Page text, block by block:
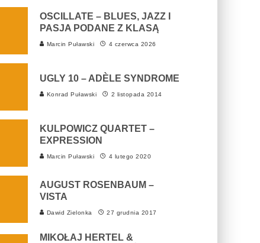
OSCILLATE – BLUES, JAZZ I
PASJA PODANE Z KLASĄ
Marcin Puławski 4 czerwca 2026
UGLY 10 – ADÈLE SYNDROME
Konrad Puławski 2 listopada 2014
KULPOWICZ QUARTET –
EXPRESSION
Marcin Puławski 4 lutego 2020
AUGUST ROSENBAUM –
VISTA
Dawid Zielonka 27 grudnia 2017
MIKOŁAJ HERTEL &